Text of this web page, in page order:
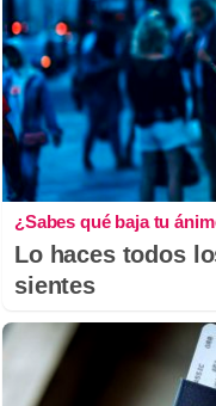
¿Sabes qué baja tu
Lo haces todos
sientes